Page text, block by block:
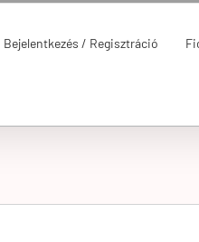
Bejelentkezés / Regisztráció